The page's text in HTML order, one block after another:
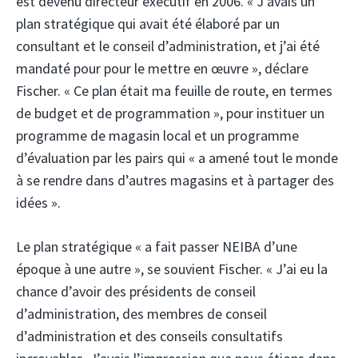
plan stratégique qui avait été élaboré par un
consultant et le conseil d’administration, et j’ai été
mandaté pour pour le mettre en œuvre », déclare
Fischer. « Ce plan était ma feuille de route, en termes
de budget et de programmation », pour instituer un
programme de magasin local et un programme
d’évaluation par les pairs qui « a amené tout le monde
à se rendre dans d’autres magasins et à partager des
idées ».
Le plan stratégique « a fait passer NEIBA d’une
époque à une autre », se souvient Fischer. « J’ai eu la
chance d’avoir des présidents de conseil
d’administration, des membres de conseil
d’administration et des conseils consultatifs